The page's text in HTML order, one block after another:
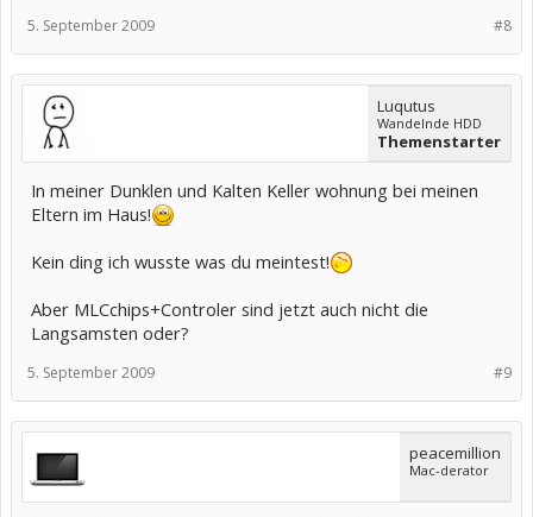
#8
5. September 2009
Luqutus
Wandelnde HDD
Themenstarter
In meiner Dunklen und Kalten Keller wohnung bei meinen
Eltern im Haus!
Kein ding ich wusste was du meintest!
Aber MLCchips+Controler sind jetzt auch nicht die
Langsamsten oder?
#9
5. September 2009
peacemillion
Mac-derator